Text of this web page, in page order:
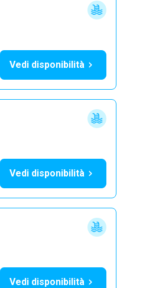
Vedi disponibilità
Vedi disponibilità
Vedi disponibilità